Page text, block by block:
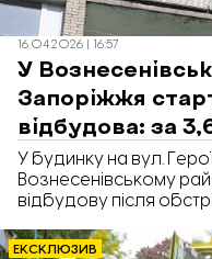
16.04.2026 | 16:57
У
Запоріжжя
відбудова: за
пошкоджений
У будинку на вул.
Вознесенівському
відбудову після
посиланням на
ЕКСКЛЮЗИВ